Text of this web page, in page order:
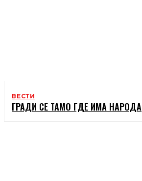
ВЕСТИ
ГРАДИ СЕ ТАМО ГДЕ ИМА НАРОДА